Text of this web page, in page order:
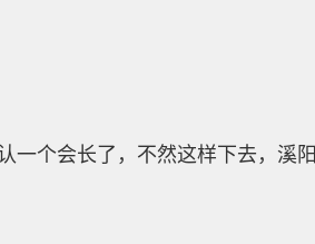
一个会长了，不然这样下去，溪